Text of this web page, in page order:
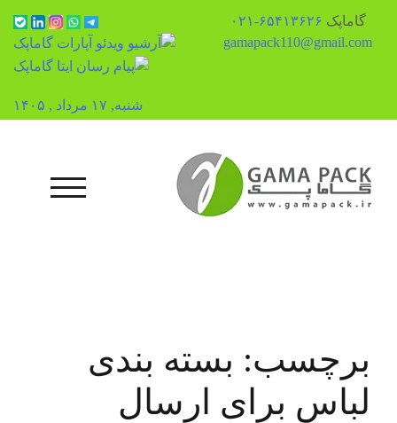
گاماپک ۶۵۴۱۳۶۲۶-۰۲۱
gamapack110@gmail.com
شنبه, ۱۷ مرداد , ۱۴۰۵
محتوا
منوی تلفن
برچسب: بسته بندی
لباس برای ارسال